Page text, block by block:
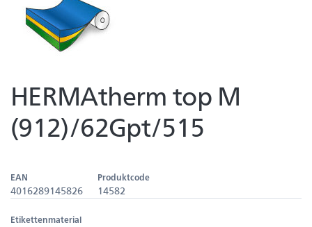
HERMAtherm top M
(912)/62Gpt/515
EAN
4016289145826
Produktcode
14582
Etikettenmaterial